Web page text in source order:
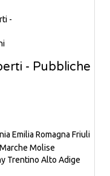
- Pubbliche
Emilia Romagna Friuli
Marche Molise
Trentino Alto Adige